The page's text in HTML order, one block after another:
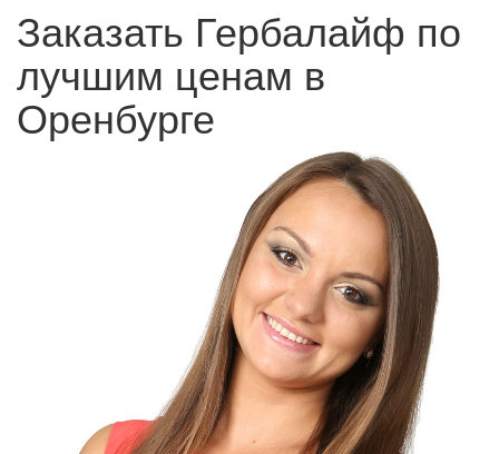
Заказать Гербалайф по
лучшим ценам в
Оренбурге